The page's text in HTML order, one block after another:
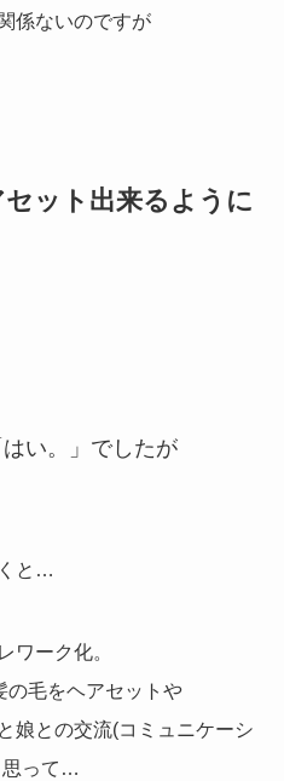
係ないのですが
ット出来るように
い。」でしたが
と…
ワーク化。
の毛をヘアセットや
娘との交流(コミュニケーシ
思って…